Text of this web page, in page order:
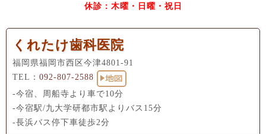
休診：木曜・日曜・祝日
くれたけ歯科医院
福岡県福岡市西区今津4801-91
TEL： 092-807-2588
-今宿、周船寺より車で10分
-今宿駅/九大学研都市駅よりバス15分
-長浜バス停下車徒歩2分